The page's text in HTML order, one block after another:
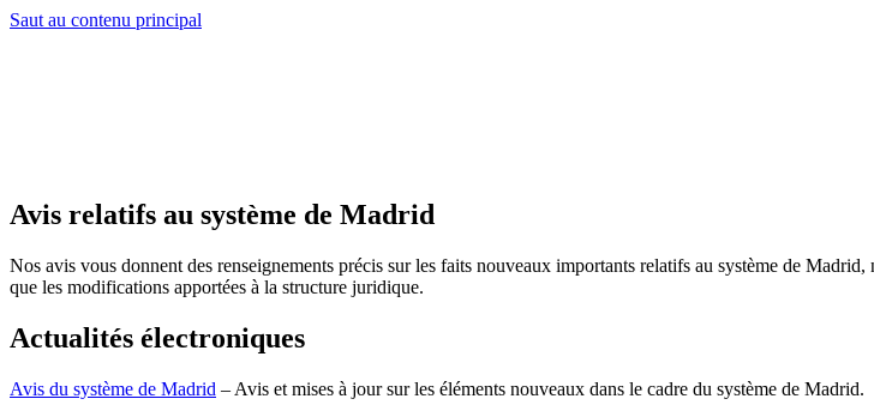
Saut au contenu principal
Avis relatifs au système de Madrid
Nos avis vous donnent des renseignements précis sur les faits nouveaux importants relatifs au système de
que les modifications apportées à la structure juridique.
Actualités électroniques
Avis du système de Madrid – Avis et mises à jour sur les éléments nouveaux dans le cadre du système de Madrid.